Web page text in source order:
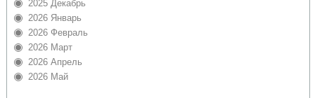
2025 Декабрь
2026 Январь
2026 Февраль
2026 Март
2026 Апрель
2026 Май